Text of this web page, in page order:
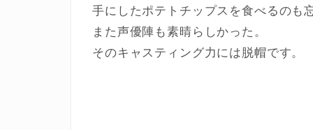
手にしたポテトチップスを食べるのも
また声優陣も素晴らしかった。
そのキャスティング力には脱帽です。